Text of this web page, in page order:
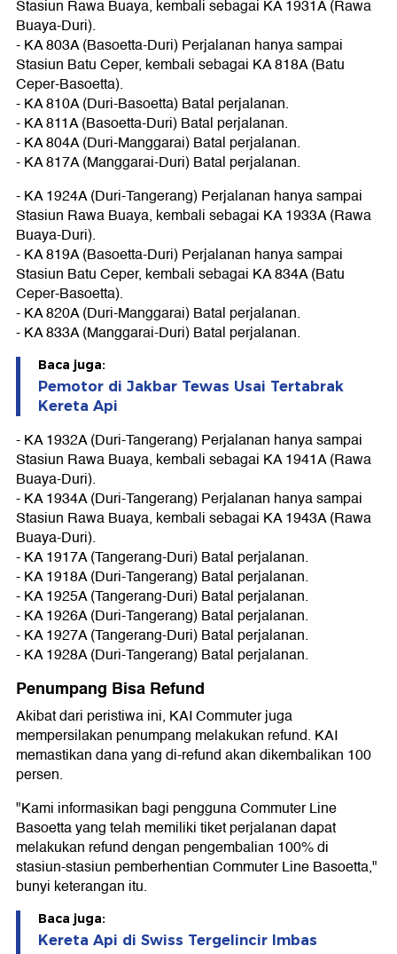
Stasiun Rawa Buaya, kembali sebagai KA 1931A (Rawa
Buaya-Duri).
- KA 803A (Basoetta-Duri) Perjalanan hanya sampai
Stasiun Batu Ceper, kembali sebagai KA 818A (Batu
Ceper-Basoetta).
- KA 810A (Duri-Basoetta) Batal perjalanan.
- KA 811A (Basoetta-Duri) Batal perjalanan.
- KA 804A (Duri-Manggarai) Batal perjalanan.
- KA 817A (Manggarai-Duri) Batal perjalanan.
- KA 1924A (Duri-Tangerang) Perjalanan hanya sampai
Stasiun Rawa Buaya, kembali sebagai KA 1933A (Rawa
Buaya-Duri).
- KA 819A (Basoetta-Duri) Perjalanan hanya sampai
Stasiun Batu Ceper, kembali sebagai KA 834A (Batu
Ceper-Basoetta).
- KA 820A (Duri-Manggarai) Batal perjalanan.
- KA 833A (Manggarai-Duri) Batal perjalanan.
Baca juga:
Pemotor di Jakbar Tewas Usai Tertabrak
Kereta Api
- KA 1932A (Duri-Tangerang) Perjalanan hanya sampai
Stasiun Rawa Buaya, kembali sebagai KA 1941A (Rawa
Buaya-Duri).
- KA 1934A (Duri-Tangerang) Perjalanan hanya sampai
Stasiun Rawa Buaya, kembali sebagai KA 1943A (Rawa
Buaya-Duri).
- KA 1917A (Tangerang-Duri) Batal perjalanan.
- KA 1918A (Duri-Tangerang) Batal perjalanan.
- KA 1925A (Tangerang-Duri) Batal perjalanan.
- KA 1926A (Duri-Tangerang) Batal perjalanan.
- KA 1927A (Tangerang-Duri) Batal perjalanan.
- KA 1928A (Duri-Tangerang) Batal perjalanan.
Penumpang Bisa Refund
Akibat dari peristiwa ini, KAI Commuter juga
mempersilakan penumpang melakukan refund. KAI
memastikan dana yang di-refund akan dikembalikan 100
persen.
"Kami informasikan bagi pengguna Commuter Line
Basoetta yang telah memiliki tiket perjalanan dapat
melakukan refund dengan pengembalian 100% di
stasiun-stasiun pemberhentian Commuter Line Basoetta,"
bunyi keterangan itu.
Baca juga:
Kereta Api di Swiss Tergelincir Imbas